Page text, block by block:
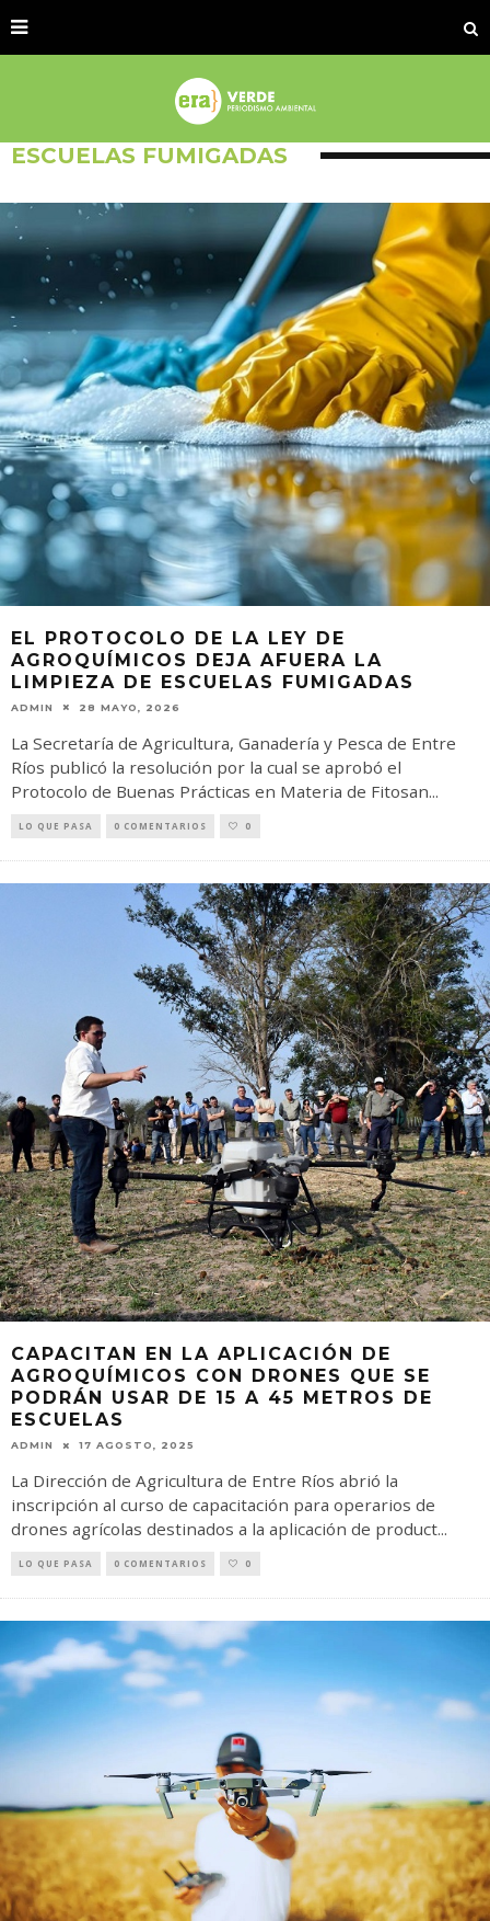
ESCUELAS FUMIGADAS
EL PROTOCOLO DE LA LEY DE
AGROQUÍMICOS DEJA AFUERA LA
LIMPIEZA DE ESCUELAS FUMIGADAS
ADMIN 28 MAYO, 2026
La Secretaría de Agricultura, Ganadería y Pesca de Entre
Ríos publicó la resolución por la cual se aprobó el
Protocolo de Buenas Prácticas en Materia de Fitosan...
LO QUE PASA 0 COMENTARIOS 0
CAPACITAN EN LA APLICACIÓN DE
AGROQUÍMICOS CON DRONES QUE SE
PODRÁN USAR DE 15 A 45 METROS DE
ESCUELAS
ADMIN 17 AGOSTO, 2025
La Dirección de Agricultura de Entre Ríos abrió la
inscripción al curso de capacitación para operarios de
drones agrícolas destinados a la aplicación de product...
LO QUE PASA 0 COMENTARIOS 0